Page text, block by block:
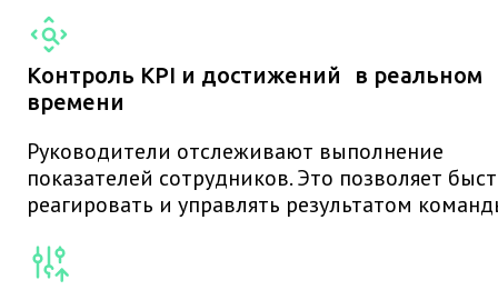
Контроль KPI и достижений в реальном
времени
Руководители отслеживают выполнение
показателей сотрудников. Это позволяет
реагировать и управлять результатом